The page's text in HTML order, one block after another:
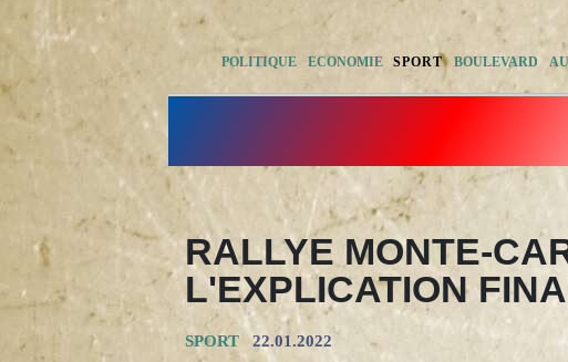
POLITIQUE ECONOMIE SPORT BOULEVARD
RALLYE MONTE-
L'EXPLICATION
SPORT 22.01.2022